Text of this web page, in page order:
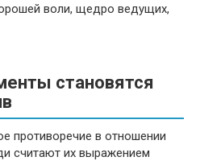
воли, щедро ведущих,
становятся
противоречие в отношении
считают их выражением